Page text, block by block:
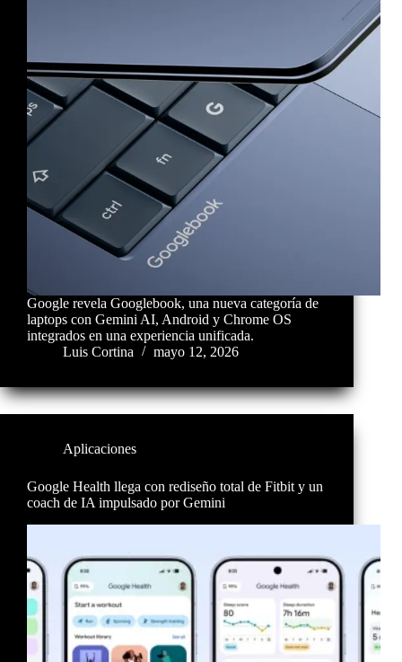
Google revela Googlebook, una nueva categoría de
laptops con Gemini AI, Android y Chrome OS
integrados en una experiencia unificada.
Luis Cortina
mayo 12, 2026
Aplicaciones
Google Health llega con rediseño total de Fitbit y un
coach de IA impulsado por Gemini